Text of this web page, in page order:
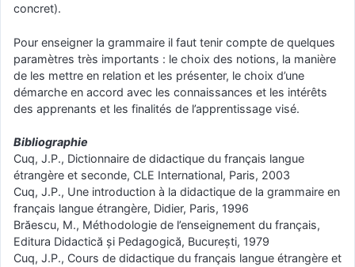
concret).
Pour enseigner la grammaire il faut tenir compte de quelques
paramètres très importants : le choix des notions, la manière
de les mettre en relation et les présenter, le choix d’une
démarche en accord avec les connaissances et les intérêts
des apprenants et les finalités de l’apprentissage visé.
Bibliographie
Cuq, J.P., Dictionnaire de didactique du français langue
étrangère et seconde, CLE International, Paris, 2003
Cuq, J.P., Une introduction à la didactique de la grammaire en
français langue étrangère, Didier, Paris, 1996
Brăescu, M., Méthodologie de l’enseignement du français,
Editura Didactică și Pedagogică, București, 1979
Cuq, J.P., Cours de didactique du français langue étrangère et